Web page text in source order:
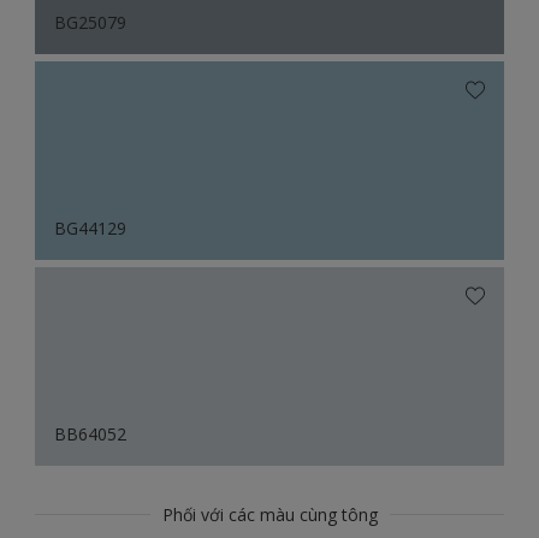
BG25079
BG44129
BB64052
Phối với các màu cùng tông